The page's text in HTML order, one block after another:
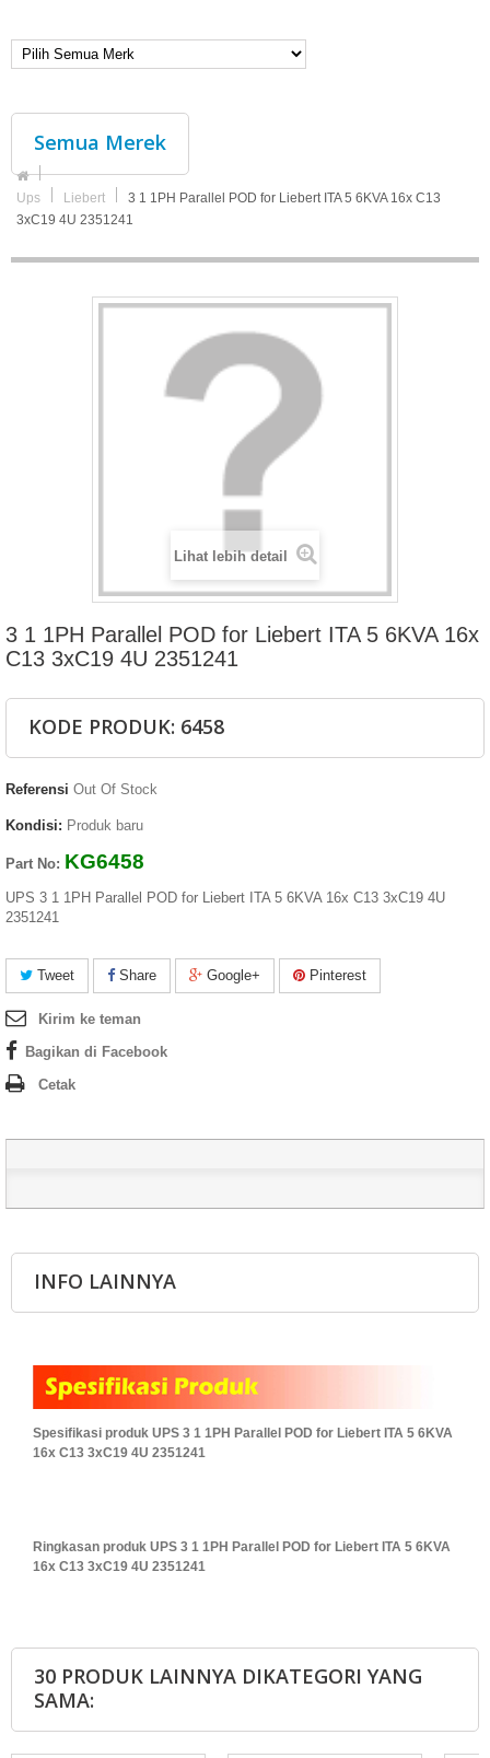
Semua Merek
Ups Liebert
3 1 1PH Parallel POD for Liebert ITA 5 6KVA 16x C13
3xC19 4U 2351241
Lihat lebih detail
3 1 1PH Parallel POD for Liebert ITA 5 6KVA 16x
C13 3xC19 4U 2351241
KODE PRODUK: 6458
Referensi Out Of Stock
Kondisi: Produk baru
Part No: KG6458
UPS 3 1 1PH Parallel POD for Liebert ITA 5 6KVA 16x C13 3xC19 4U
2351241
Tweet Share Google+ Pinterest
Kirim ke teman
Bagikan di Facebook
Cetak
INFO LAINNYA
Spesifikasi produk UPS 3 1 1PH Parallel POD for Liebert ITA 5 6KVA
16x C13 3xC19 4U 2351241
Ringkasan produk UPS 3 1 1PH Parallel POD for Liebert ITA 5 6KVA
16x C13 3xC19 4U 2351241
30 PRODUK LAINNYA DIKATEGORI YANG
SAMA: